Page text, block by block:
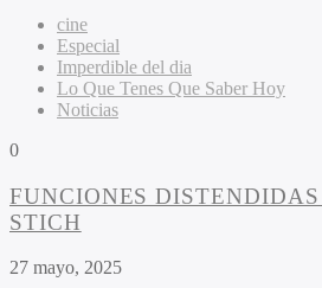
cine
Especial
Imperdible del dia
Lo Que Tenes Que Saber Hoy
Noticias
0
FUNCIONES
STICH
27 mayo, 2025